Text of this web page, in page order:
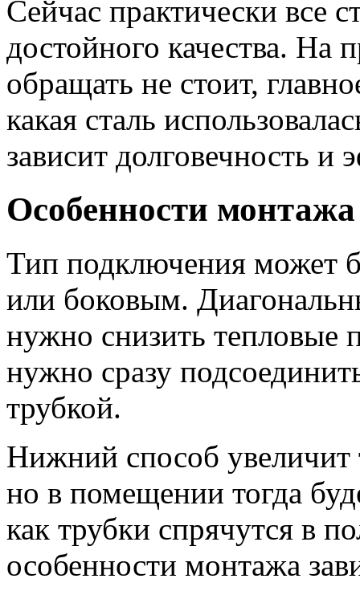
Сейчас практически все
достойного качества. На
обращать не стоит,
какая сталь
зависит долговечность и
Особенности
Тип подключения может
или боковым.
нужно снизить тепловые
нужно сразу
трубкой.
Нижний способ увеличит
но в помещении тогда
как трубки спрячутся в
особенности монтажа